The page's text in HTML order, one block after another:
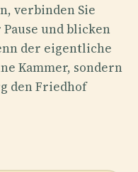
verbinden Sie
und blicken
der eigentliche
Kammer, sondern
den Friedhof